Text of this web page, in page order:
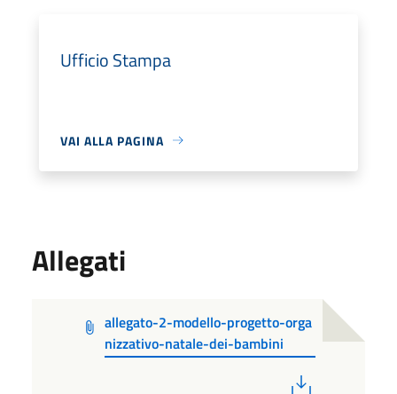
Ufficio Stampa
VAI ALLA PAGINA
Allegati
allegato-2-modello-progetto-orga
nizzativo-natale-dei-bambini